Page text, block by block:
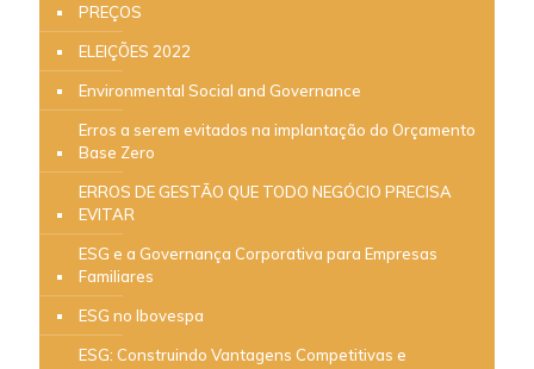
PREÇOS
ELEIÇÕES 2022
Environmental Social and Governance
Erros a serem evitados na implantação do Orçamento
Base Zero
ERROS DE GESTÃO QUE TODO NEGÓCIO PRECISA
EVITAR
ESG e a Governança Corporativa para Empresas
Familiares
ESG no Ibovespa
ESG: Construindo Vantagens Competitivas e